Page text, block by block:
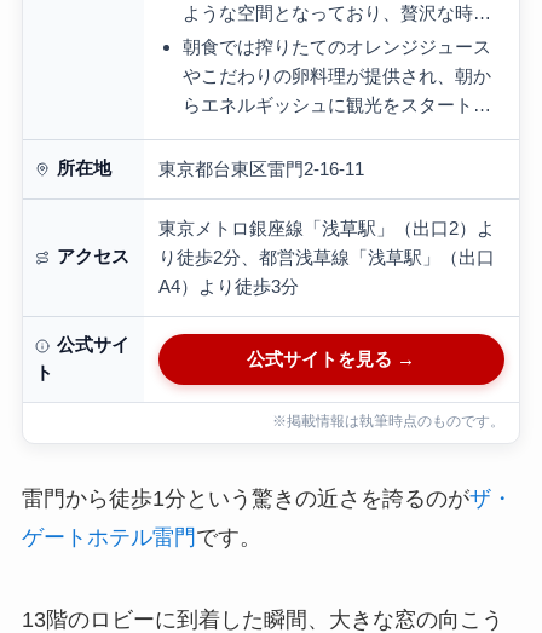
ような空間となっており、贅沢な時…
朝食では搾りたてのオレンジジュース
やこだわりの卵料理が提供され、朝か
らエネルギッシュに観光をスタート…
所在地 東京都台東区雷門2-16-11
アクセス
東京メトロ銀座線「浅草駅」（出口2）よ
り徒歩2分、都営浅草線「浅草駅」（出口
A4）より徒歩3分
公式サイ
ト
公式サイトを見る →
※掲載情報は執筆時点のものです。
雷門から徒歩1分という驚きの近さを誇るのがザ・
ゲートホテル雷門 です。
13階のロビーに到着した瞬間、大きな窓の向こう